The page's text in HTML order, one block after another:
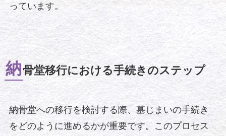
っています。
納骨堂移行における手続きのステップ
納骨堂への移行を検討する際、墓じまいの手続き
をどのように進めるかが重要です。このプロセス